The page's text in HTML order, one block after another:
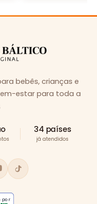
bebês, crianças e
estar para toda a
34 países
já atendidos
por